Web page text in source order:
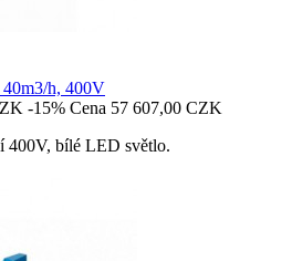
40m3/h, 400V
-15% Cena 57 607,00 CZK
400V, bílé LED světlo.